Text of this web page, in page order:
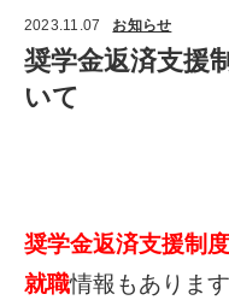
2023.11.07 お知らせ
奨学金返済支援
いて
奨学金返済支援制度
就職情報もありま